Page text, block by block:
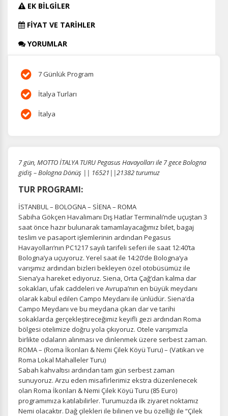
EK BİLGİLER
FİYAT VE TARİHLER
YORUMLAR
7 Günlük Program
İtalya Turları
İtalya
7 gün, MOTTO İTALYA TURU Pegasus Havayolları ile 7 gece Bologna
gidiş – Bologna Dönüş || 16521||21382 turumuz
TUR PROGRAMI:
İSTANBUL – BOLOGNA – SİENA – ROMA
Sabiha Gökçen Havalimanı Dış Hatlar Terminali’nde uçuştan 3
saat önce hazır bulunarak tamamlayacağımız bilet, bagaj
teslim ve pasaport işlemlerinin ardından Pegasus
Havayolları‘nın PC1217 sayılı tarifeli seferi ile saat 12:40’ta
Bologna’ya uçuyoruz. Yerel saat ile 14:20’de Bologna‘ya
varışımız ardından bizleri bekleyen özel otobüsümüz ile
Siena’ya hareket ediyoruz. Siena, Orta Çağ’dan kalma dar
sokakları, ufak caddeleri ve Avrupa’nın en büyük meydanı
olarak kabul edilen Campo Meydanı ile ünlüdür. Siena‘da
Campo Meydanı ve bu meydana çıkan dar ve tarihi
sokaklarda gerçekleştireceğimiz keyifli gezi ardından Roma
bölgesi otelimize doğru yola çıkıyoruz. Otele varışımızla
birlikte odaların alınması ve dinlenmek üzere serbest zaman.
ROMA – (Roma İkonları & Nemi Çilek Köyü Turu) – (Vatikan ve
Roma Lokal Mahalleler Turu)
Sabah kahvaltısı ardından tam gün serbest zaman
sunuyoruz. Arzu eden misafirlerimiz ekstra düzenlenecek
olan Roma İkonları & Nemi Çilek Köyü Turu (85 Euro)
programımıza katılabilirler. Turumuzda ilk ziyaret noktamız
Nemi olacaktır. Dağ çilekleri ile bilinen ve bu özelliği ile “Çilek